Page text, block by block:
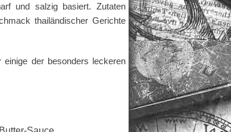
und salzig basiert. Zutaten
thailändischer Gerichte
der besonders leckeren